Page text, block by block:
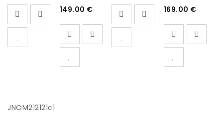
149.00 €
169.00 €
JNOM212121c1